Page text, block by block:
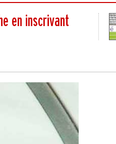
en inscrivant